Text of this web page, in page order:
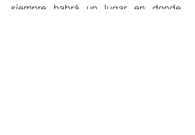
siempre habrá un lugar en donde